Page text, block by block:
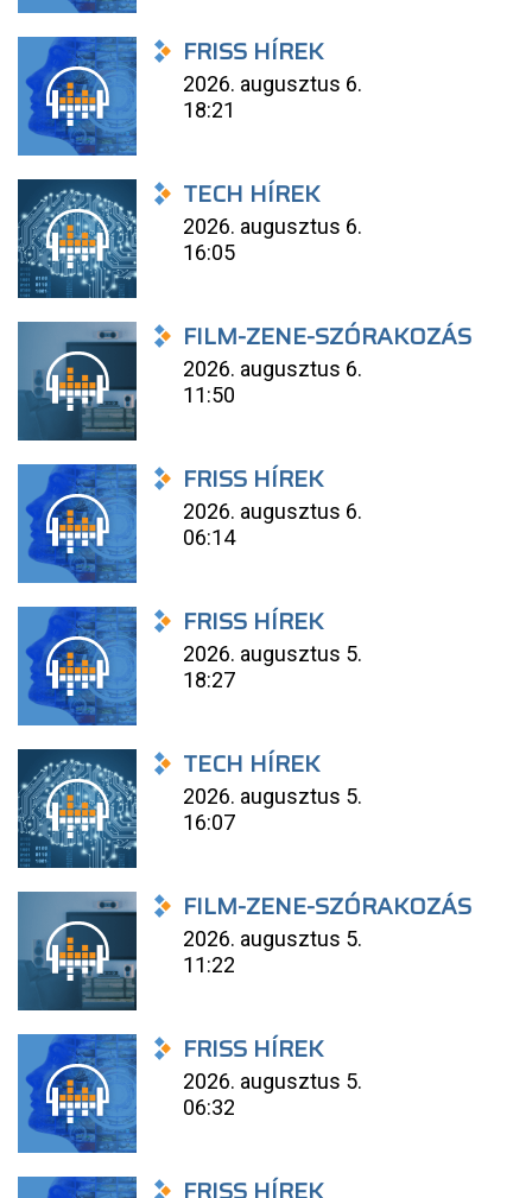
FRISS HÍREK
2026. augusztus 6.
18:21
TECH HÍREK
2026. augusztus 6.
16:05
FILM-ZENE-SZÓRAKOZÁS
2026. augusztus 6.
11:50
FRISS HÍREK
2026. augusztus 6.
06:14
FRISS HÍREK
2026. augusztus 5.
18:27
TECH HÍREK
2026. augusztus 5.
16:07
FILM-ZENE-SZÓRAKOZÁS
2026. augusztus 5.
11:22
FRISS HÍREK
2026. augusztus 5.
06:32